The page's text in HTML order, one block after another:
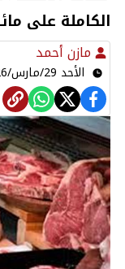
الكاملة على
مازن أحمد
الأحد 29/مارس/2026 - 11:03 ص